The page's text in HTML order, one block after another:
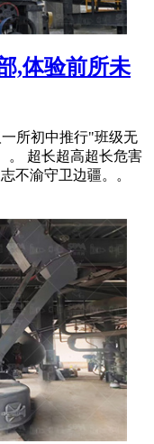
,体验前所未
所初中推行"班级无
。 超长超高超长危害
不渝守卫边疆。。